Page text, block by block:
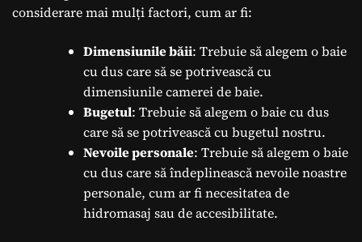
considerare mai mulți factori, cum ar fi:
Dimensiunile băii: Trebuie să alegem o baie
cu dus care să se potrivească cu
dimensiunile camerei de baie.
Bugetul: Trebuie să alegem o baie cu dus
care să se potrivească cu bugetul nostru.
Nevoile personale: Trebuie să alegem o baie
cu dus care să îndeplinească nevoile noastre
personale, cum ar fi necesitatea de
hidromasaj sau de accesibilitate.